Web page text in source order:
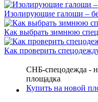
Изолирующие галоши –
Как выбрать зимнюю
Как проверить
СНБ-спецодежда -
площадка
Купить на новой